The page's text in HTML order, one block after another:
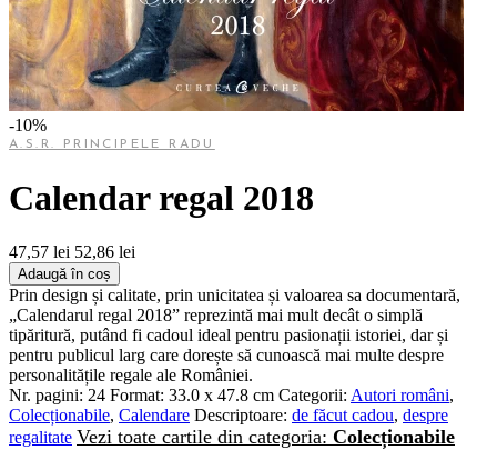
-10%
A.S.R. PRINCIPELE RADU
Calendar regal 2018
47,57 lei 52,86 lei
Adaugă în coș
Prin design și calitate, prin unicitatea și valoarea sa documentară,
„Calendarul regal 2018” reprezintă mai mult decât o simplă
tipăritură, putând fi cadoul ideal pentru pasionații istoriei, dar și
pentru publicul larg care dorește să cunoască mai multe despre
personalitățile regale ale României.
Nr. pagini: 24 Format: 33.0 x 47.8 cm Categorii: Autori români,
Colecționabile, Calendare Descriptoare: de făcut cadou, despre
regalitate Vezi toate cartile din categoria: Colecționabile